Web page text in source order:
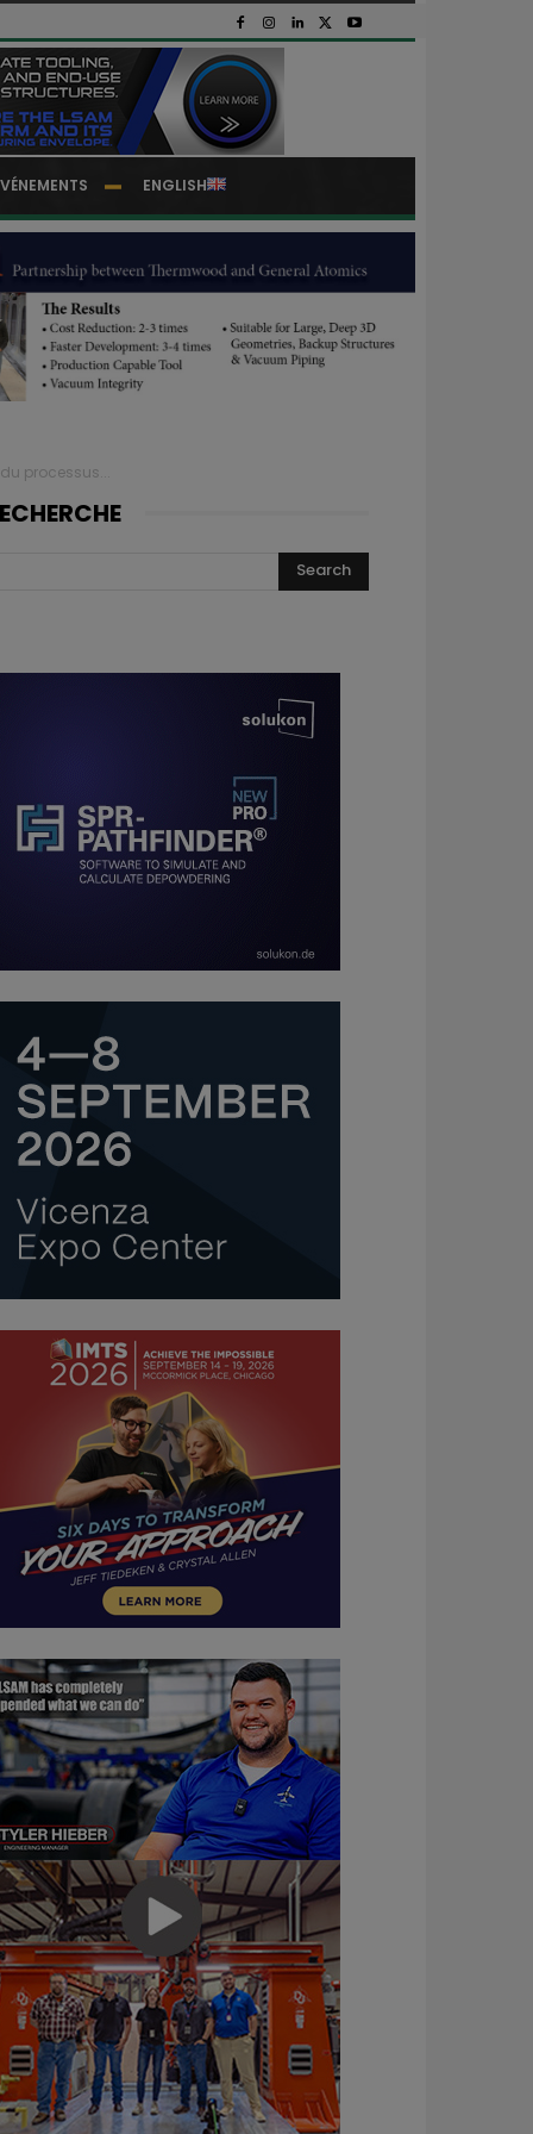
ENGLISH
processus...